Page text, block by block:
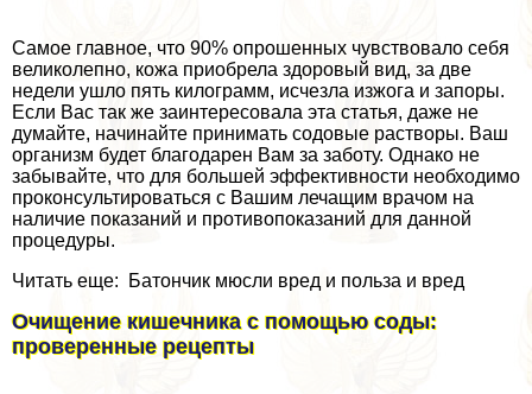
Самое главное, что 90% опрошенных чувствовало себя
великолепно, кожа приобрела здоровый вид, за две
недели ушло пять килограмм, исчезла изжога и запоры.
Если Вас так же заинтересовала эта статья, даже не
думайте, начинайте принимать содовые растворы. Ваш
организм будет благодарен Вам за заботу. Однако не
забывайте, что для большей эффективности необходимо
проконсультироваться с Вашим лечащим врачом на
наличие показаний и противопоказаний для данной
процедуры.
Читать еще: Батончик мюсли вред и польза и вред
Очищение кишечника с помощью соды:
проверенные рецепты